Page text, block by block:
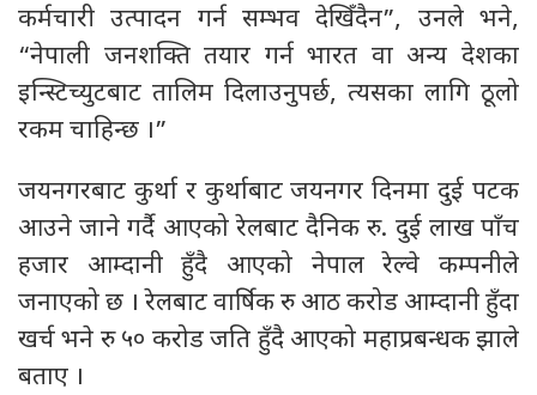
कर्मचारी उत्पादन गर्न सम्भव देखिँदैन”, उनले भने,
“नेपाली जनशक्ति तयार गर्न भारत वा अन्य देशका
इन्स्टिच्युटबाट तालिम दिलाउनुपर्छ, त्यसका लागि ठूलो
रकम चाहिन्छ ।”
जयनगरबाट कुर्था र कुर्थाबाट जयनगर दिनमा दुई पटक
आउने जाने गर्दै आएको रेलबाट दैनिक रु. दुई लाख पाँच
हजार आम्दानी हुँदै आएको नेपाल रेल्वे कम्पनीले
जनाएको छ । रेलबाट वार्षिक रु आठ करोड आम्दानी हुँदा
खर्च भने रु ५० करोड जति हुँदै आएको महाप्रबन्धक झाले
बताए ।